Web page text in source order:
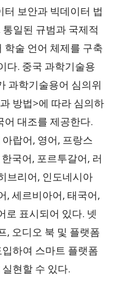
보안과 빅데이터 법
일된 규범과 국제적
학술 언어 체제를 구축
다. 중국 과학기술용
과학기술용어 심의위
방법>에 따라 심의하
어 대조를 제공한다.
랍어, 영어, 프랑스
국어, 포르투갈어, 러
브리어, 인도네시아
, 세르비아어, 태국어,
로 표시되어 있다. 넷
, 오디오 북 및 플랫폼
하여 스마트 플랫폼
현할 수 있다.